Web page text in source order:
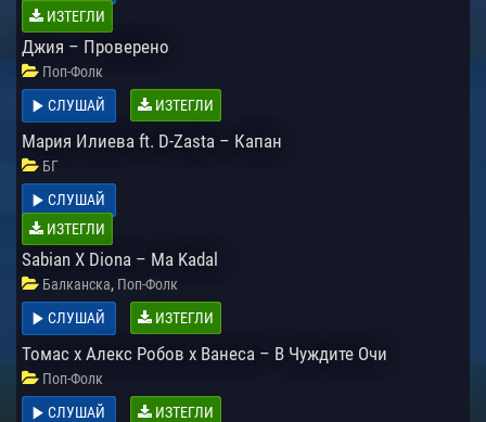
ИЗТЕГЛИ
Джия – Проверено
Поп-Фолк
СЛУШАЙ
ИЗТЕГЛИ
Мария Илиева ft. D-Zasta – Капан
БГ
СЛУШАЙ
ИЗТЕГЛИ
Sabian X Diona – Ma Kadal
Балканска, Поп-Фолк
СЛУШАЙ
ИЗТЕГЛИ
Томас x Алекс Робов x Ванеса – В Чуждите Очи
Поп-Фолк
СЛУШАЙ
ИЗТЕГЛИ